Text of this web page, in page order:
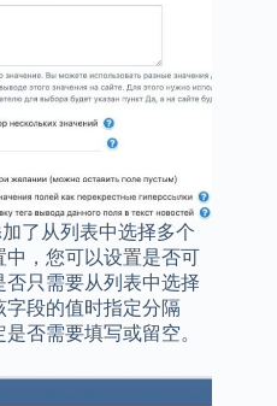
了从列表中选择多个
，您可以设置是否可
否只需要从列表中选择
段的值时指定分隔
否需要填写或留空。